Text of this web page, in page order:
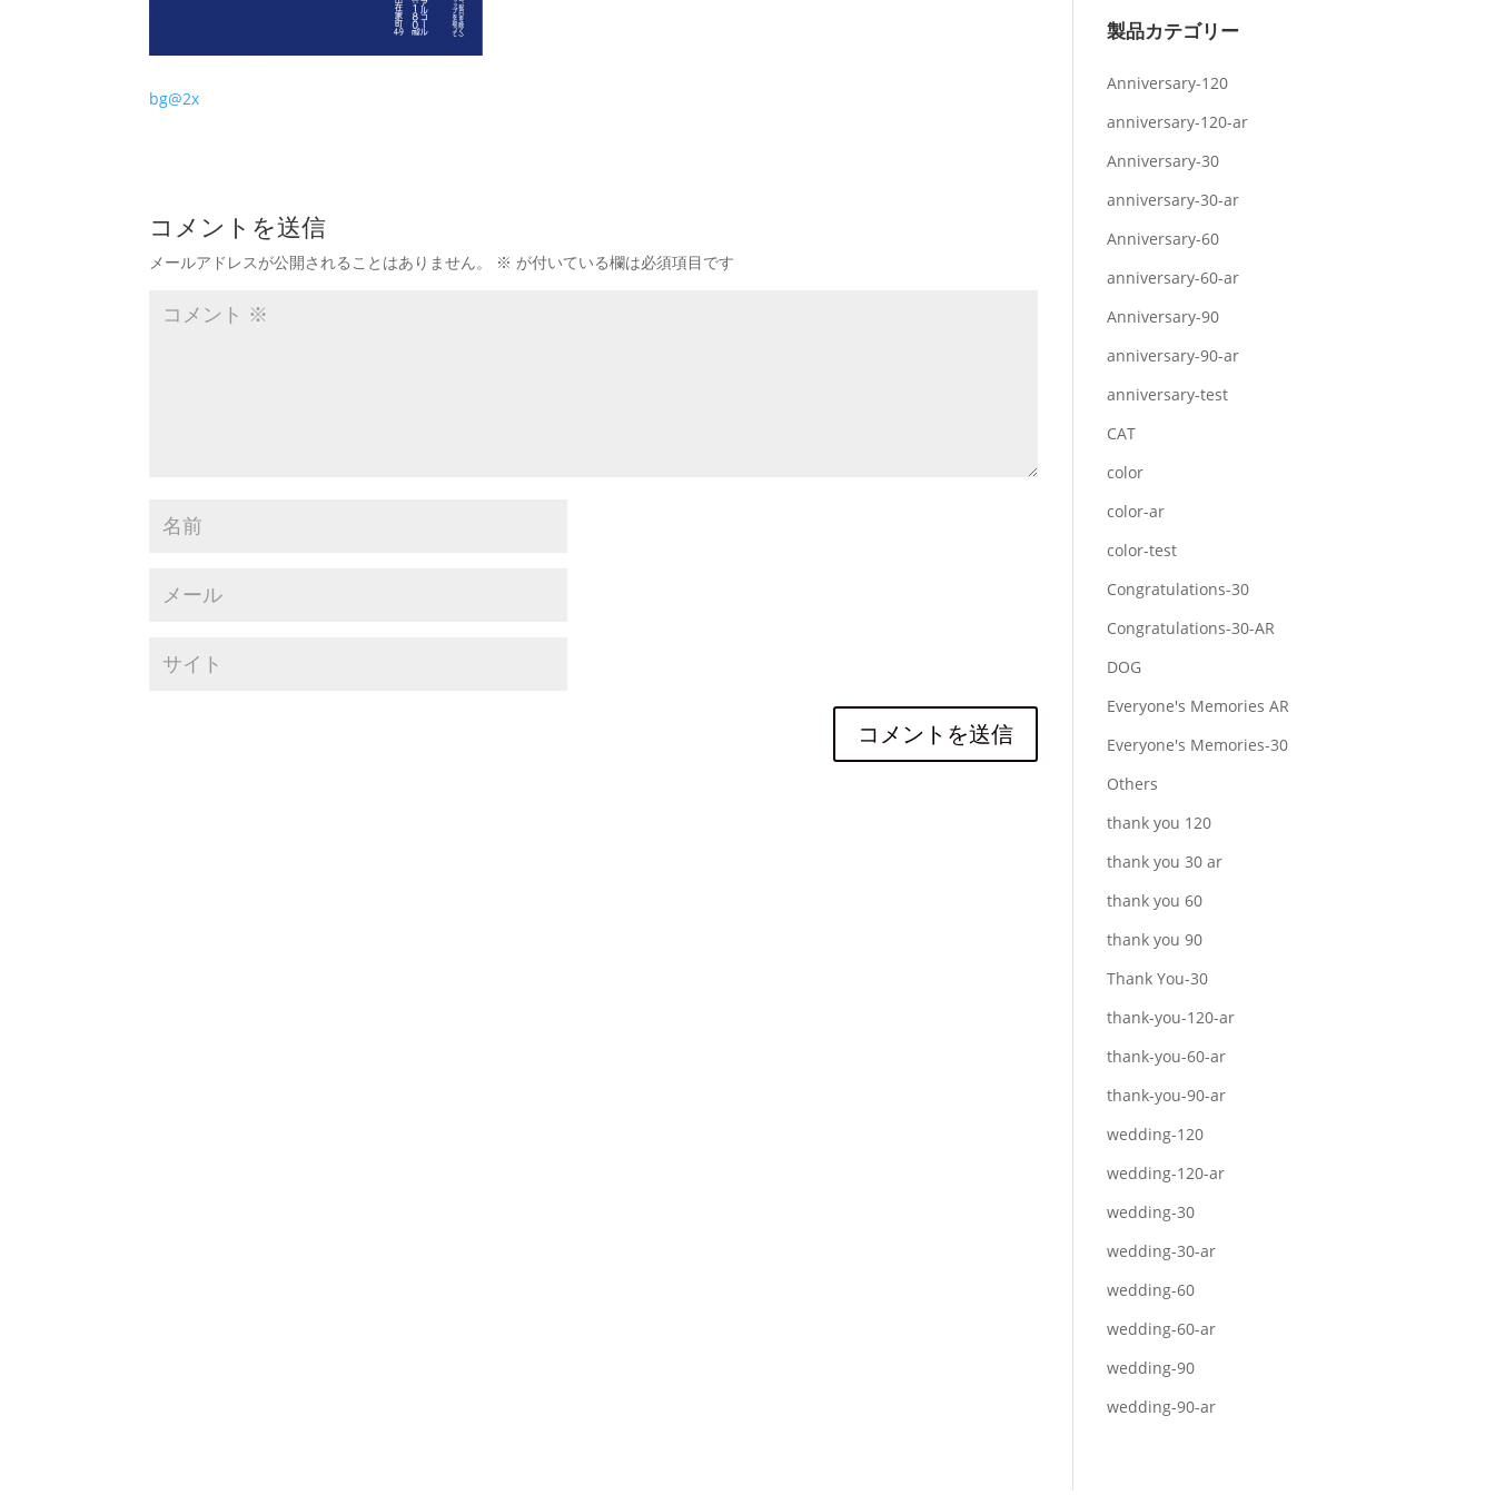
bg@2x
コメントを送信
メールアドレスが公開されることはありません。 ※ が付いている欄は必須項目です
製品カテゴリー
Anniversary-120
anniversary-120-ar
Anniversary-30
anniversary-30-ar
Anniversary-60
anniversary-60-ar
Anniversary-90
anniversary-90-ar
anniversary-test
CAT
color
color-ar
color-test
Congratulations-30
Congratulations-30-AR
DOG
Everyone's Memories AR
Everyone's Memories-30
Others
thank you 120
thank you 30 ar
thank you 60
thank you 90
Thank You-30
thank-you-120-ar
thank-you-60-ar
thank-you-90-ar
wedding-120
wedding-120-ar
wedding-30
wedding-30-ar
wedding-60
wedding-60-ar
wedding-90
wedding-90-ar